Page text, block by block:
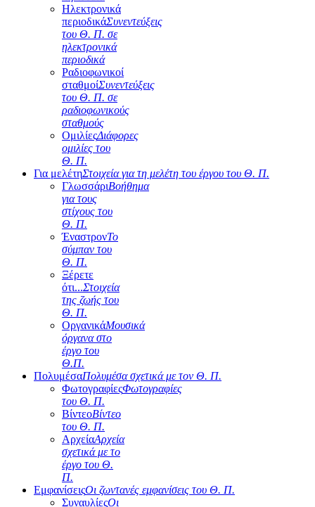
Ηλεκτρονικά
περιοδικάΣυνεντεύξεις
του Θ. Π. σε
ηλεκτρονικά
περιοδικά
Ραδιοφωνικοί
σταθμοίΣυνεντεύξεις
του Θ. Π. σε
ραδιοφωνικούς
σταθμούς
ΟμιλίεςΔιάφορες
ομιλίες του
Θ. Π.
Για μελέτηΣτοιχεία για τη μελέτη του έργου του Θ. Π.
ΓλωσσάριΒοήθημα
για τους
στίχους του
Θ. Π.
ΈναστρονΤο
σύμπαν του
Θ. Π.
Ξέρετε
ότι...Στοιχεία
της ζωής του
Θ. Π.
ΟργανικάΜουσικά
όργανα στο
έργο του
Θ.Π.
ΠολυμέσαΠολυμέσα σχετικά με τον Θ. Π.
ΦωτογραφίεςΦωτογραφίες
του Θ. Π.
ΒίντεοΒίντεο
του Θ. Π.
ΑρχείαΑρχεία
σχετικά με το
έργο του Θ.
Π.
ΕμφανίσειςΟι ζωντανές εμφανίσεις του Θ. Π.
ΣυναυλίεςΟι